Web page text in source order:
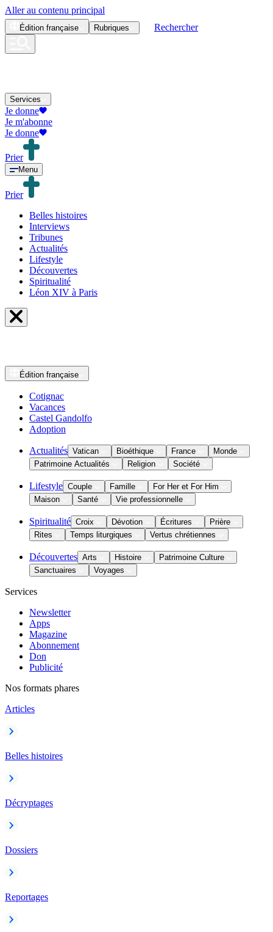
Aller au contenu principal
Édition française Rubriques Rechercher
Services
Je donne
Je m'abonne
Je donne
Prier
Menu
Prier
Belles histoires
Interviews
Tribunes
Actualités
Lifestyle
Découvertes
Spiritualité
Léon XIV à Paris
Édition française
Cotignac
Vacances
Castel Gandolfo
Adoption
Actualités Vatican Bioéthique France
Monde
Patrimoine Actualités
Religion Société
Lifestyle Couple Famille
For Her et For Him
Maison
Santé Vie professionnelle
Spiritualité Croix Dévotion Écritures
Prière
Rites
Temps liturgiques Vertus chrétiennes
Découvertes Arts Histoire
Patrimoine Culture
Sanctuaires
Voyages
Services
Newsletter
Apps
Magazine
Abonnement
Don
Publicité
Nos formats phares
Articles
Belles histoires
Décryptages
Dossiers
Reportages